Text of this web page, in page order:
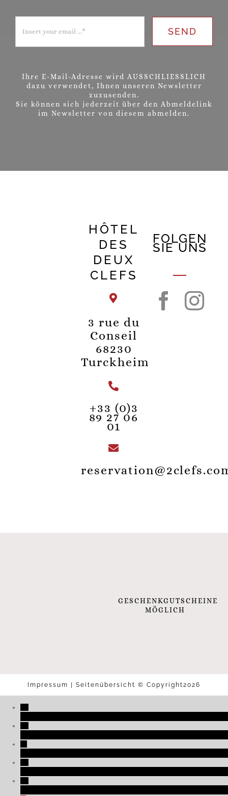
SEND
Ihre E-Mail-Adresse wird AUSSCHLIESSLICH
dazu verwendet, Ihnen unseren Newsletter
zuzusenden.
Sie können sich jederzeit über den Abmeldelink
im Newsletter von diesem abmelden.
HÔTEL
DES
DEUX
CLEFS
3 rue du
Conseil
68230
Turckheim
+33 (0)3
89 27 06
01
FOLGEN
SIE UNS
GESCHENKGUTSCHEINE
MÖGLICH
Impressum Seitenübersicht © Copyright2026